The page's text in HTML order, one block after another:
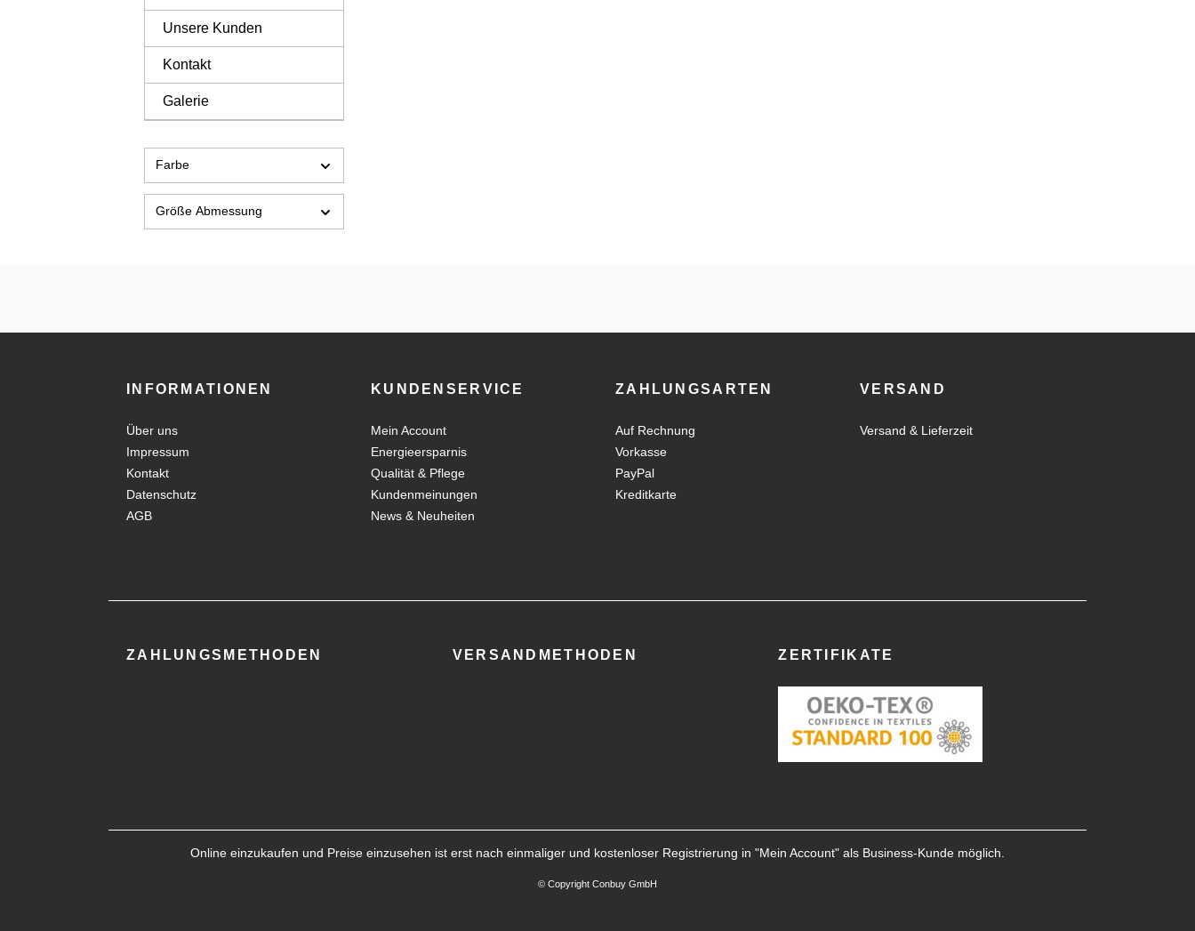
Unsere Kunden
Kontakt
Galerie
Farbe
Größe Abmessung
INFORMATIONEN
Über uns
Impressum
Kontakt
Datenschutz
AGB
KUNDENSERVICE
Mein Account
Energieersparnis
Qualität & Pflege
Kundenmeinungen
News & Neuheiten
ZAHLUNGSARTEN
Auf Rechnung
Vorkasse
PayPal
Kreditkarte
VERSAND
Versand & Lieferzeit
ZAHLUNGSMETHODEN VERSANDMETHODEN ZERTIFIKATE
Online einzukaufen und Preise einzusehen ist erst nach einmaliger und kostenloser Registrierung in "Mein Account" als Business-Kunde möglich.
© Copyright Conbuy GmbH